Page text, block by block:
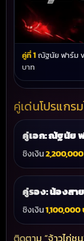
คู่ที่ 1ณัฐนัย ฟาร์ม
บาท
คู่เด่นโปรแกร
คู่เอก: ณัฐนัย ฟ
ชิงเงิน
คู่รอง: น้องสา
ชิงเงิน1,100,000
ติดตาม “จ้าวไก่ช